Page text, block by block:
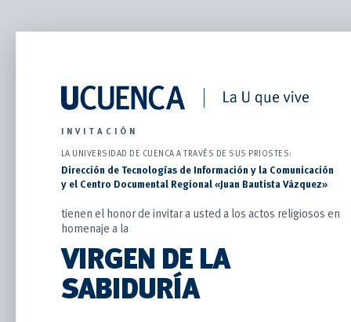
INVITACIÓN
LA UNIVERSIDAD DE CUENCA A TRAVÉS DE SUS PRIOSTES:
Dirección de Tecnologías de Información y la Comunicación
y el Centro Documental Regional «Juan Bautista Vázquez»
tienen el honor de invitar a usted a los actos religiosos en
homenaje a la
VIRGEN DE LA
SABIDURÍA